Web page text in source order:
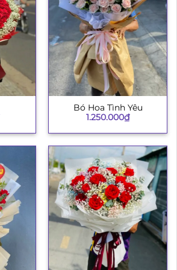
Bó Hoa Tình Yêu
1.250.000₫